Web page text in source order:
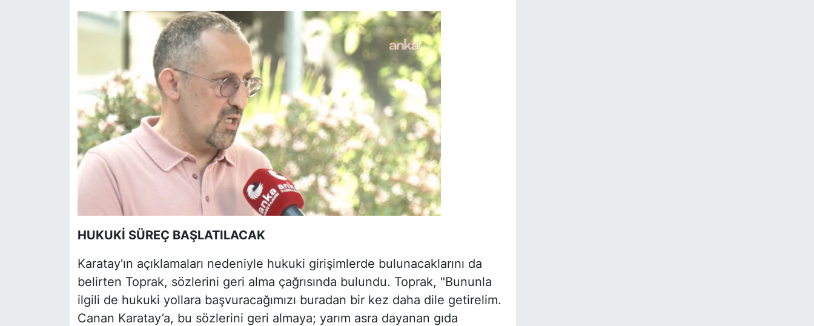
HUKUKİ SÜREÇ BAŞLATILACAK
Karatay'ın açıklamaları nedeniyle hukuki girişimlerde bulunacaklarını da
belirten Toprak, sözlerini geri alma çağrısında bulundu. Toprak, "Bununla
ilgili de hukuki yollara başvuracağımızı buradan bir kez daha dile getirelim.
Canan Karatay’a, bu sözlerini geri almaya; yarım asra dayanan gıda